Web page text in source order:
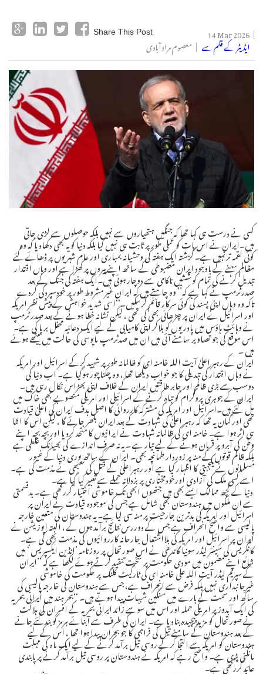
Share This Post 14 Mar 2026
معصوم مرادآبادی ایڈیٹر کے قلم سے
کسی نے درست ہی کہا تھا کہ جنگیں ہتھیاروں سے نہیں بلکہ حوصلوں سے لڑی جاتی
ہیں۔ایران نے اس بات کو عملی طورپر ثابت ہی نہیں کیا بلکہ دنیا کو یہ بھی دکھادیا کہ وہ
کوئی لقمہ ترنہیں ہے۔ گزشتہ ایک ہفتہ کی وحشیانہ بمباری اور عام شہریوں پر ڈھائے گئے
مظالم سہنے کے باوجود ایران مضبوطی کے ساتھ اپنے پیروں پر کھڑا ہے اور وہاں اقتدار
تبدیل کرنے کی تمام کوششیں ناکامی سے دوچار ہوئی ہیں۔ایک ہفتہ کی جنگ کے بعد
صدرٹرمپ نے کہا ہے کہ’’ وہ چاہتے ہیں کہ ایران غیر مشروط طورپر خودسپردگی کردے
تاکہ وہ وہاں اپنی پسند کی کوئی سرکار قائم کرسکیں۔‘‘اسی شدید خواہش کے پیش نظر امریکہ
اور اسرائیل نے ایران پر چڑھائی بھی کی تھی ، لیکن نشانہ خطا ہونے کے بعد صدر ٹرمپ
نے وہائٹ ہاؤس میں پادریوں کو بلاکر اپنی کامیابی کے لیے ایک دعائیہ محفل برپا کی ہے۔
اس موقع کی جو تصاویر سامنے آئی ہیں ان میں صدٹرمپ مایوسی کی حالت میں بیٹھے ہوئے
ہیں ۔
ایران کے رہبر اعلیٰ آیت اللہ خامنہ ای کو ظالمانہ طورپر شہید کرکے اسرائیل اور امریکہ
نے وہاں اقتدار کی تبدیلی کا جو خواب دیکھا تھا ، وہ چکناچور ہوگیا ہے۔ اب دنیا کی
دوسب سے بڑی ظالم اور جابر طاقتیں ایران کے خلاف اپنی بھڑاس نکال رہی ہیں۔
ایران کے جوہری پروگرام کو تباہ کرنے کے اسرائیلی اور امریکی منصوبے بھی خاک میں
مل گئے ہیں۔اسرائیل اور امریکہ کی مشترکہ کارروائی کا اصل ہدف ایران کی اعلیٰ قیادت
تھی اور گمان یہ تھا کہ رہبر اعلیٰ کی شہادت کے بعد ایران بکھر جائے گا ، لیکن اس کا الٹا
ہی اثر ہوا ہے۔ خامنہ ای کی ظالمانہ شہادت نے ایرانیوں کا متحد کردیا اور بچہ بچہ اپنے
وطن کی آبرو پر قربان ہونے کے لیے تیار ہے ۔ یہ نہ صرف اندازے کی بھیانک غلطی ہے
بلکہ ظالم قوتوں کے منہ پر زوردار طمانچہ بھی۔ ایران کے ساتھ پوری دنیا کے غیور
مسلمانوں نے یکجہتی کا اظہار کیا ہے اور رہبراعلیٰ کے قتل کی سبھی نے مذمت کی ہے۔
اسے کسی ملک کی آزادی اورخودمختاری پر بزدلانہ حملے سے تعبیر کیا گیا ہے۔
دنیا کے کچھ ممالک ایسے بھی ہیں جنھوں ابھی تک خاموشی اختیار کررکھی ہے۔ بدقسمتی
سے ان ملکوں میں ہندوستان بھی شامل ہے جس کی موجودہ قیادت نے ایران پر
اسرائیل اور امریکہ کی بدترین جارحیت پر منہ سی لیا ہے۔ یہ ہندوستان کی متعین خارجہ
پالیسی سے واضح انحراف ہے جس کے دوررس نتائج برآمد ہوں گے ، البتہ اپوزیشن نے
ایران پر اسرائیل اور امریکہ کی بلااشتعال جارحانہ کارروائیوں کی مذمت بھی کی ہے۔
کانگریس کی سینئر لیڈر سونیا گاندھی نے اس صورتحال پر روزنامہ ’انڈین ایکسپریس ‘ میں
شائع اپنے مضمون میں مودی حکومت پر سخت تنقید کرتے ہوئے لکھا ہے کہ ’’ایران
کے سپریم لیڈر آیت اللہ علی خامنہ ای کی ٹارگیٹ کلنگ پر حکومت کی خاموشی
غیرجانبداری نہیں بلکہ فرض سے انحراف ہے، جس سے ہندوستان کی خارجہ پالیسی کی
ساکھ اور سمت کے بارے میں سنگین شبہات پیدا ہوتے ہیں۔ ‘‘بحر ہند میں ایرانی بحریہ
کی ایک آبدوز پر امریکی حملہ اور اس میں سوسے زائد ایرانی بحریہ کے افسران کی ہلاکت
نے صورتحال کو مزید پیچیدہ بنادیا ہے۔ ایران کی طرف سے آبنائے ہرمز کو بندکئے جانے
کے بعد ہندوستان کے سامنے تیل کی فراہمی کا جو بحران پیدا ہوا تھا ، اس کے لیے
ہندوستان کو امریکہ سے التجا کرکے روسی تیل برآمد کرنے کے لیے ایک ماہ کی مہلت
مانگنی پڑی ہے۔ واضح رہے کہ امریکہ نے ہندوستان پر روسی تیل برآمد کرنے پر پابندی
عائد کررکھی ہے۔